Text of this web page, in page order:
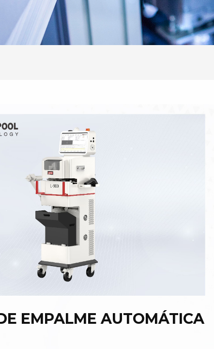
EMPALME AUTOMÁTICA